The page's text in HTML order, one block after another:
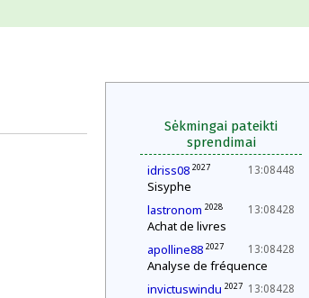
Sėkmingai pateikti
sprendimai
13:08448
idriss08 2027
Sisyphe
13:08428
lastronom 2028
Achat de livres
13:08428
apolline88 2027
Analyse de fréquence
13:08428
invictuswindu 2027